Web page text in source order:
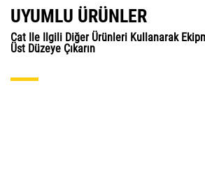
UYUMLU ÜRÜNLER
Cat Ile Ilgili Diğer Ürünleri Kullanarak
Üst Düzeye Çıkarın